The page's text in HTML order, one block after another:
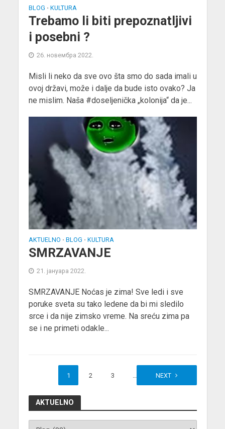
BLOG • KULTURA
Trebamo li biti prepoznatljivi
i posebni ?
26. новембра 2022.
Misli li neko da sve ovo šta smo do sada imali u
ovoj državi, može i dalje da bude isto ovako? Ja
ne mislim. Naša #doseljenička „kolonija“ da je...
AKTUELNO • BLOG • KULTURA
SMRZAVANJE
21. јануара 2022.
SMRZAVANJE Noćas je zima! Sve ledi i sve
poruke sveta su tako ledene da bi mi sledilo
srce i da nije zimsko vreme. Na sreću zima pa
se i ne primeti odakle...
1 2 3 18
NEXT
AKTUELNO